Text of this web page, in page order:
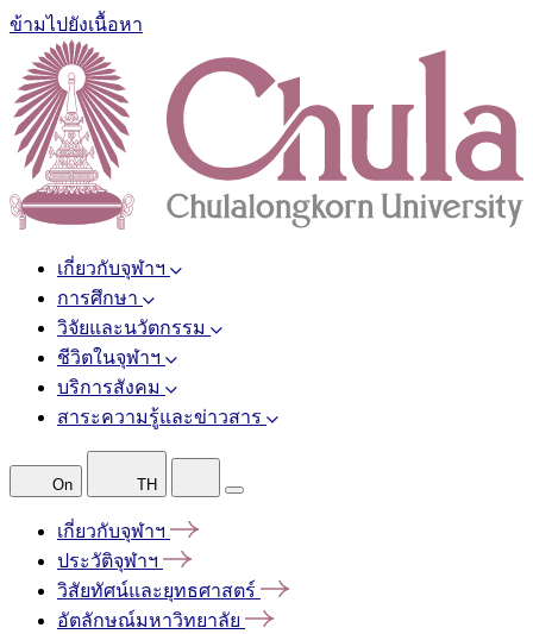
ข้ามไปยังเนื้อหา
เกี่ยวกับจุฬาฯ
การศึกษา
วิจัยและนวัตกรรม
ชีวิตในจุฬาฯ
บริการสังคม
สาระความรู้และข่าวสาร
On TH
เกี่ยวกับจุฬาฯ
ประวัติจุฬาฯ
วิสัยทัศน์และยุทธศาสตร์
อัตลักษณ์มหาวิทยาลัย